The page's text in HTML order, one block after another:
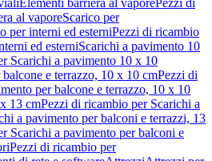
Elementi barriera al vaporePezzi di
al vaporeScarico per
per interni ed esterniPezzi di ricambio
ed esterniScarichi a pavimento 10
Scarichi a pavimento 10 x 10
e terrazzo, 10 x 10 cmPezzi di
per balcone e terrazzo, 10 x 10
13 cmPezzi di ricambio per Scarichi a
a pavimento per balconi e terrazzi, 13
Scarichi a pavimento per balconi e
Pezzi di ricambio per